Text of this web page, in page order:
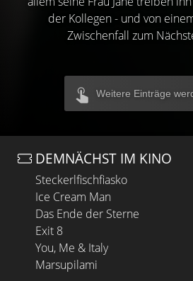
der Kollegen - und von
Zwischenfall zum
Weitere Einträge
DEMNÄCHST IM KINO
Steckerlfischfiasko
Ice Cream Man
Das Ende der Sterne
Exit 8
You, Me & Italy
Marsupilami